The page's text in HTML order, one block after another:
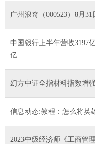
广州浪奇（000523）8月
中国银行上半年营收3197
亿
幻方中证全指材料指数增
信息动态:教程：怎么将英
2023中级经济师《工商管